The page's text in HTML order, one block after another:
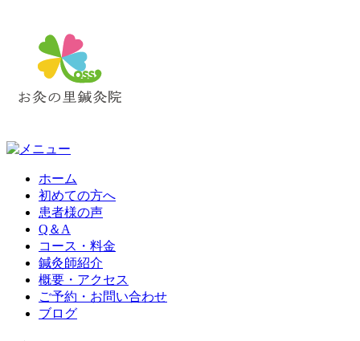
ホーム
初めての方へ
患者様の声
Q＆A
コース・料金
鍼灸師紹介
概要・アクセス
ご予約・お問い合わせ
ブログ